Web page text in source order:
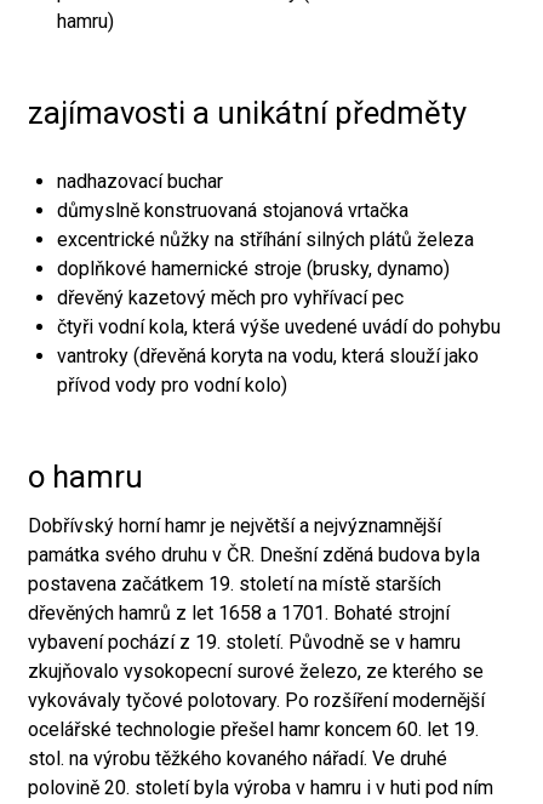
hamru)
zajímavosti a unikátní předměty
nadhazovací buchar
důmyslně konstruovaná stojanová vrtačka
excentrické nůžky na stříhání silných plátů železa
doplňkové hamernické stroje (brusky, dynamo)
dřevěný kazetový měch pro vyhřívací pec
čtyři vodní kola, která výše uvedené uvádí do pohybu
vantroky (dřevěná koryta na vodu, která slouží jako
přívod vody pro vodní kolo)
o hamru
Dobřívský horní hamr je největší a nejvýznamnější
památka svého druhu v ČR. Dnešní zděná budova byla
postavena začátkem 19. století na místě starších
dřevěných hamrů z let 1658 a 1701. Bohaté strojní
vybavení pochází z 19. století. Původně se v hamru
zkujňovalo vysokopecní surové železo, ze kterého se
vykovávaly tyčové polotovary. Po rozšíření modernější
ocelářské technologie přešel hamr koncem 60. let 19.
stol. na výrobu těžkého kovaného nářadí. Ve druhé
polovině 20. století byla výroba v hamru i v huti pod ním